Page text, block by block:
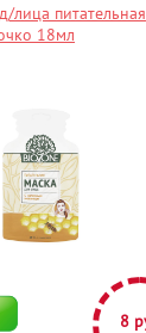
лица питательная
18мл
8